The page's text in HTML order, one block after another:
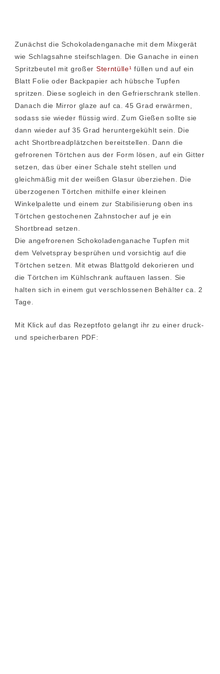
Zunächst die Schokoladenganache mit dem Mixgerät
wie Schlagsahne steifschlagen. Die Ganache in einen
Spritzbeutel mit großer Sterntülle¹ füllen und auf ein
Blatt Folie oder Backpapier ach hübsche Tupfen
spritzen. Diese sogleich in den Gefrierschrank stellen.
Danach die Mirror glaze auf ca. 45 Grad erwärmen,
sodass sie wieder flüssig wird. Zum Gießen sollte sie
dann wieder auf 35 Grad heruntergekühlt sein. Die
acht Shortbreadplätzchen bereitstellen. Dann die
gefrorenen Törtchen aus der Form lösen, auf ein Gitter
setzen, das über einer Schale steht stellen und
gleichmäßig mit der weißen Glasur überziehen. Die
überzogenen Törtchen mithilfe einer kleinen
Winkelpalette und einem zur Stabilisierung oben ins
Törtchen gestochenen Zahnstocher auf je ein
Shortbread setzen.
Die angefrorenen Schokoladenganache Tupfen mit
dem Velvetspray besprühen und vorsichtig auf die
Törtchen setzen. Mit etwas Blattgold dekorieren und
die Törtchen im Kühlschrank auftauen lassen. Sie
halten sich in einem gut verschlossenen Behälter ca. 2
Tage.
Mit Klick auf das Rezeptfoto gelangt ihr zu einer druck-
und speicherbaren PDF: